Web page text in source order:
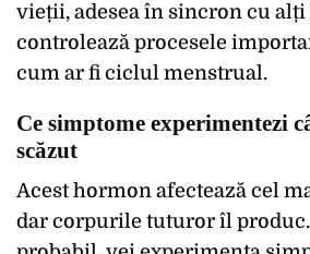
vieții, adesea în sincron cu
controlează procesele
cum ar fi ciclul menstrual.
Ce simptome experimentezi
scăzut
Acest hormon afectează cel
dar corpurile tuturor îl